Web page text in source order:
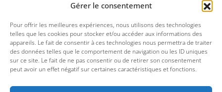
Gérer le consentement
Pour offrir les meilleures expériences, nous utilisons des technologies
telles que les cookies pour stocker et/ou accéder aux informations des
appareils. Le fait de consentir à ces technologies nous permettra de traiter
des données telles que le comportement de navigation ou les ID uniques
sur ce site. Le fait de ne pas consentir ou de retirer son consentement
peut avoir un effet négatif sur certaines caractéristiques et fonctions.
Germinal est une association du Groupe SOS